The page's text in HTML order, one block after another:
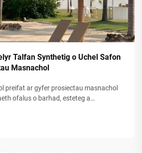
Talfan Synthetig o Uchel Safon
Masnachol
preifat ar gyfer prosiectau masnachol
ofalus o barhad, esteteg a
y traddodiad...